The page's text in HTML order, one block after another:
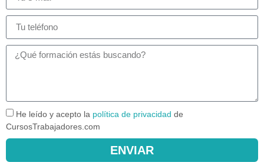
He leído y acepto la política de privacidad de
CursosTrabajadores.com
ENVIAR